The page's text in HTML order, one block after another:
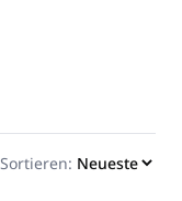
Sortieren: